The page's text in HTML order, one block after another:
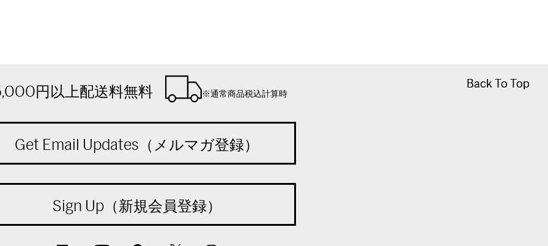
Back To Top
Back To Top
円以上配送料無料 ※通常商品税込計算時
Get Email Updates（メルマガ登録）
Sign Up（新規会員登録）